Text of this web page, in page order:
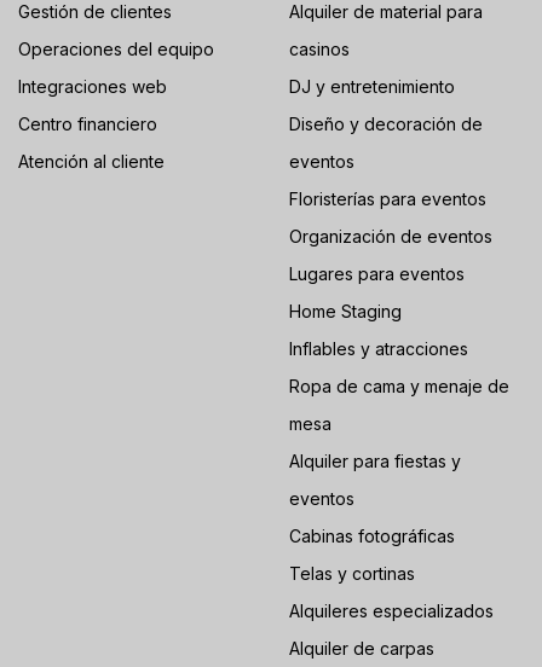
Gestión de clientes
Operaciones del equipo
Integraciones web
Centro financiero
Atención al cliente
Alquiler de material para
casinos
DJ y entretenimiento
Diseño y decoración de
eventos
Floristerías para eventos
Organización de eventos
Lugares para eventos
Home Staging
Inflables y atracciones
Ropa de cama y menaje de
mesa
Alquiler para fiestas y
eventos
Cabinas fotográficas
Telas y cortinas
Alquileres especializados
Alquiler de carpas